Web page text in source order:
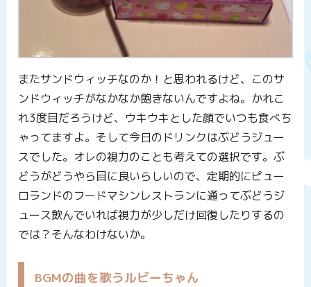
またサンドウィッチなのか！と思われるけど、このサ
ンドウィッチがなかなか飽きないんですよね。かれこ
れ3度目だろうけど、ウキウキとした顔でいつも食べち
ゃってますよ。そして今日のドリンクはぶどうジュー
スでした。オレの視力のことも考えての選択です。ぶ
どうがどうやら目に良いらしいので、定期的にピュー
ロランドのフードマシンレストランに通ってぶどうジ
ュース飲んでいれば視力が少しだけ回復したりするの
では？そんなわけないか。
BGMの曲を歌うルビーちゃん